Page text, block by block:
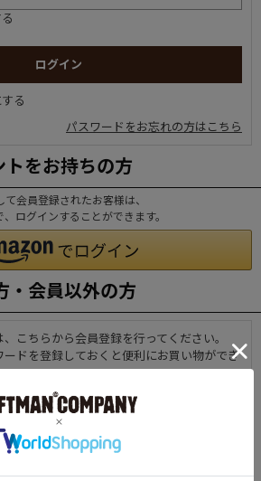
る
パスワードをお忘れの方はこちら
をお持ちの方
会員登録されたお客様は、
ログインすることができます。
・会員以外の方
こちらから会員登録を行ってください。
ードを登録しておくと便利にお買い物ができ